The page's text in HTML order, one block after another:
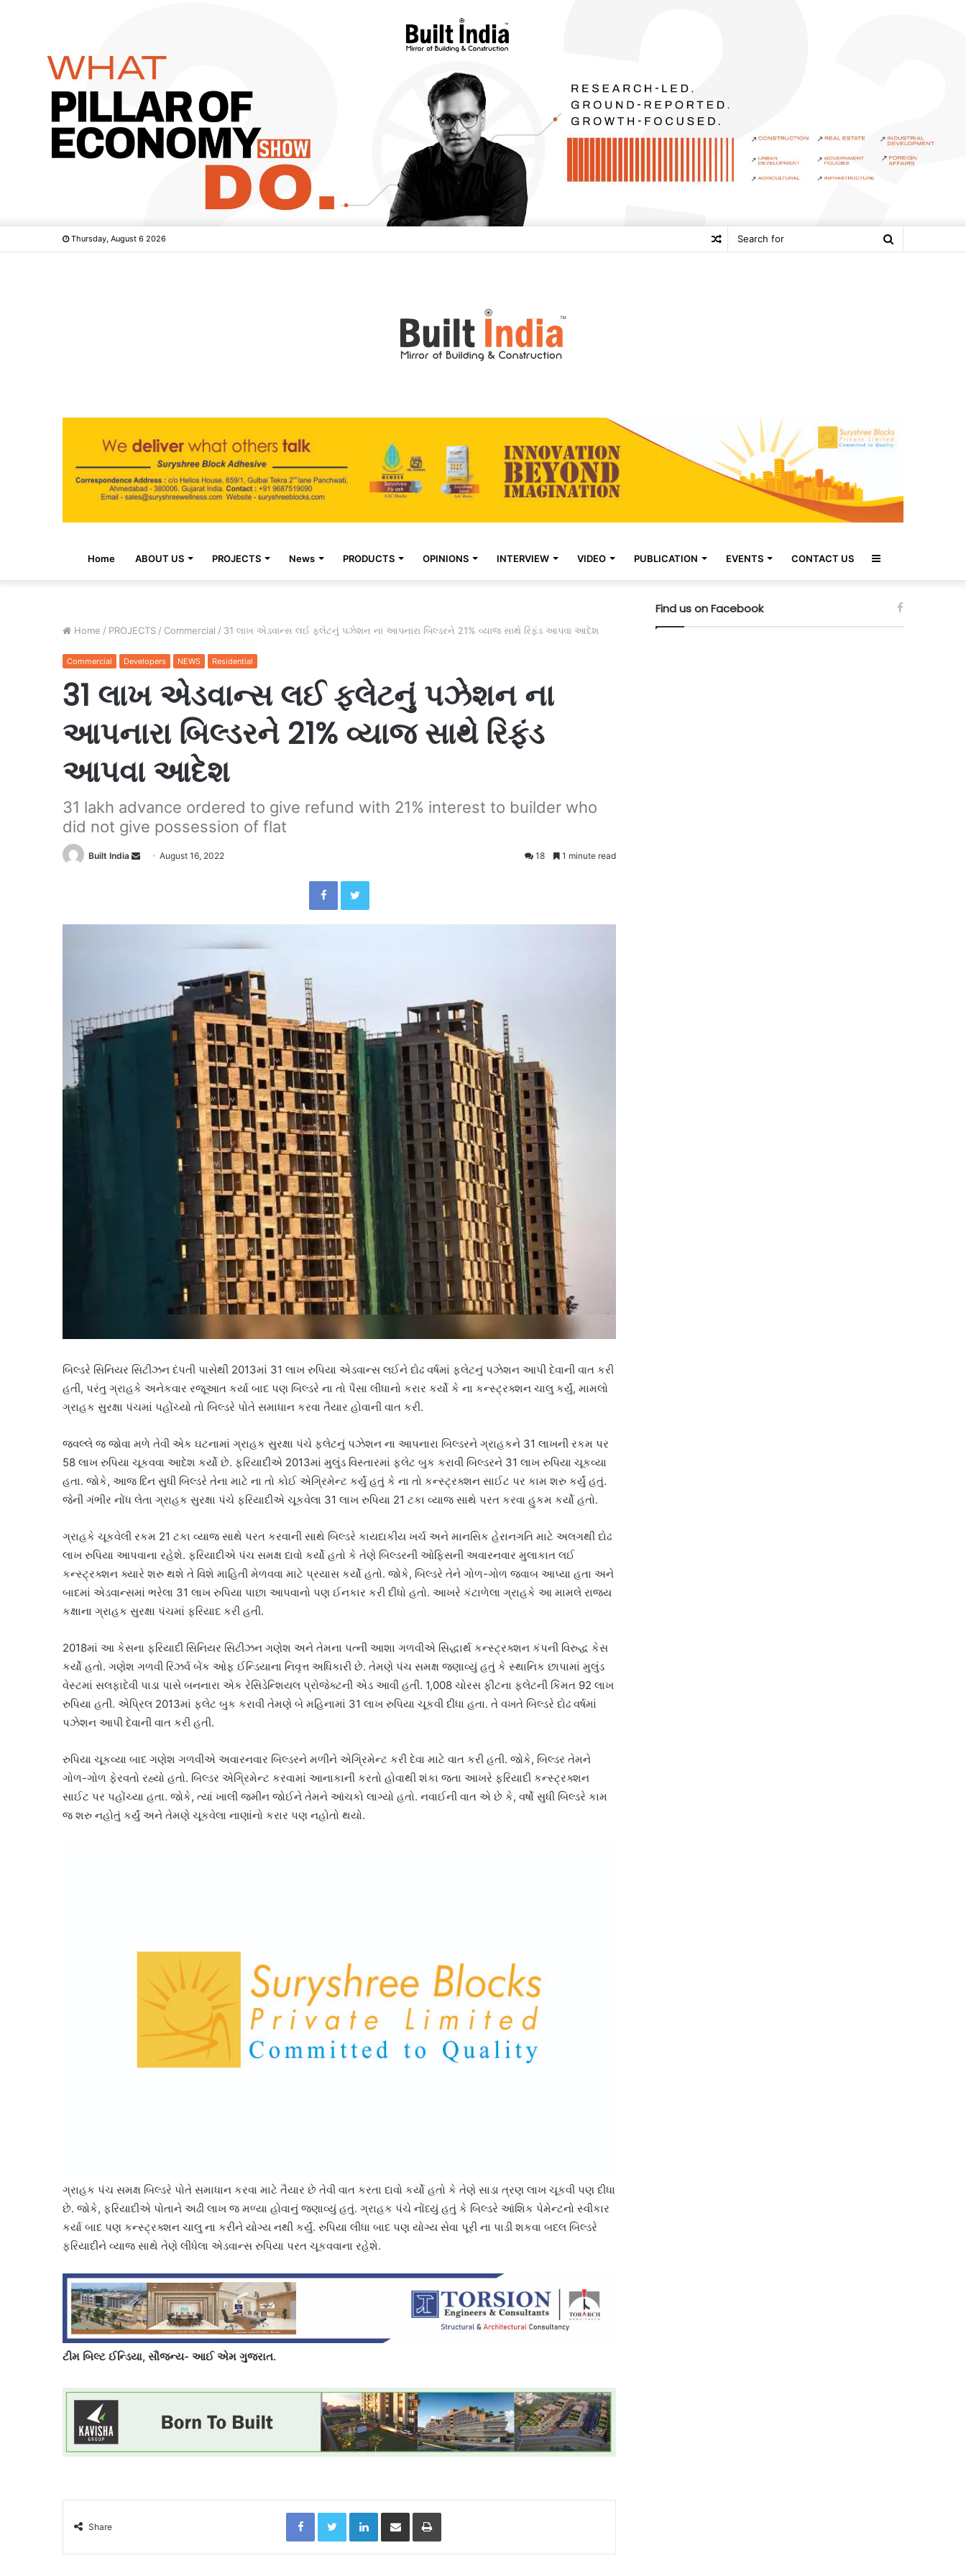
Thursday, August 6 2026 Random
Home ABOUT US PROJECTS News PRODUCTS OPINIONS INTERVIEW VIDEO PUBLICATION EVENTS CONTACT US Sidebar
Home / PROJECTS / Commercial / 31 લાખ એડવાન્સ લઈ ફ્લેટનું પઝેશન ના આપનારા બિલ્ડરને 21% વ્યાજ સાથે રિફંડ આપવા આદેશ
Commercial Developers NEWS Residential
31 લાખ એડવાન્સ લઈ ફ્લેટનું પઝેશન ના
આપનારા બિલ્ડરને 21% વ્યાજ સાથે રિફંડ
આપવા આદેશ
31 lakh advance ordered to give refund with 21% interest to builder who
did not give possession of flat
Built India
SendAugust 16, 2022 18 1 minute read
FacebookTwitter
બિલ્ડરે સિનિયર સિટીઝન દંપતી પાસેથી 2013માં 31 લાખ રુપિયા એડવાન્સ લઈને દોઢ વર્ષમાં ફ્લેટનું પઝેશન આપી દેવાની વાત કરી
હતી, પરંતુ ગ્રાહકે અનેકવાર રજૂઆત કર્યા બાદ પણ બિલ્ડરે ના તો પૈસા લીધાનો કરાર કર્યો કે ના કન્સ્ટ્રક્શન ચાલુ કર્યું, મામલો
ગ્રાહક સુરક્ષા પંચમાં પહોંચ્યો તો બિલ્ડરે પોતે સમાધાન કરવા તૈયાર હોવાની વાત કરી.
જવલ્લે જ જોવા મળે તેવી એક ઘટનામાં ગ્રાહક સુરક્ષા પંચે ફ્લેટનું પઝેશન ના આપનારા બિલ્ડરને ગ્રાહકને 31 લાખની રકમ પર
58 લાખ રુપિયા ચૂકવવા આદેશ કર્યો છે. ફરિયાદીએ 2013માં મુલુંડ વિસ્તારમાં ફ્લેટ બુક કરાવી બિલ્ડરને 31 લાખ રુપિયા ચૂકવ્યા
હતા. જોકે, આજ દિન સુધી બિલ્ડરે તેના માટે ના તો કોઈ એગ્રિમેન્ટ કર્યું હતું કે ના તો કન્સ્ટ્રક્શન સાઈટ પર કામ શરુ કર્યું હતું.
જેની ગંભીર નોંધ લેતા ગ્રાહક સુરક્ષા પંચે ફરિયાદીએ ચૂકવેલા 31 લાખ રુપિયા 21 ટકા વ્યાજ સાથે પરત કરવા હુકમ કર્યો હતો.
ગ્રાહકે ચૂકવેલી રકમ 21 ટકા વ્યાજ સાથે પરત કરવાની સાથે બિલ્ડરે કાયદાકીય ખર્ચ અને માનસિક હેરાનગતિ માટે અલગથી દોઢ
લાખ રુપિયા આપવાના રહેશે. ફરિયાદીએ પંચ સમક્ષ દાવો કર્યો હતો કે તેણે બિલ્ડરની ઓફિસની અવારનવાર મુલાકાત લઈ
કન્સ્ટ્રક્શન ક્યારે શરુ થશે તે વિશે માહિતી મેળવવા માટે પ્રયાસ કર્યો હતો. જોકે, બિલ્ડરે તેને ગોળ-ગોળ જવાબ આપ્યા હતા અને
બાદમાં એડવાન્સમાં ભરેલા 31 લાખ રુપિયા પાછા આપવાનો પણ ઈનકાર કરી દીધો હતો. આખરે કંટાળેલા ગ્રાહકે આ મામલે રાજ્ય
કક્ષાના ગ્રાહક સુરક્ષા પંચમાં ફરિયાદ કરી હતી.
2018માં આ કેસના ફરિયાદી સિનિયર સિટીઝન ગણેશ અને તેમના પત્ની આશા ગળવીએ સિદ્ધાર્થ કન્સ્ટ્રક્શન કંપની વિરુદ્ધ કેસ
કર્યો હતો. ગણેશ ગળવી રિઝર્વ બેંક ઓફ ઈન્ડિયાના નિવૃત્ત અધિકારી છે. તેમણે પંચ સમક્ષ જણાવ્યું હતું કે સ્થાનિક છાપામાં મુલુંડ
વેસ્ટમાં સલફાદેવી પાડા પાસે બનનારા એક રેસિડેન્શિયલ પ્રોજેક્ટની એડ આવી હતી. 1,008 ચોરસ ફીટના ફ્લેટની કિંમત 92 લાખ
રુપિયા હતી. એપ્રિલ 2013માં ફ્લેટ બુક કરાવી તેમણે બે મહિનામાં 31 લાખ રુપિયા ચૂકવી દીધા હતા. તે વખતે બિલ્ડરે દોઢ વર્ષમાં
પઝેશન આપી દેવાની વાત કરી હતી.
રુપિયા ચૂકવ્યા બાદ ગણેશ ગળવીએ અવારનવાર બિલ્ડરને મળીને એગ્રિમેન્ટ કરી દેવા માટે વાત કરી હતી. જોકે, બિલ્ડર તેમને
ગોળ-ગોળ ફેરવતો રહ્યો હતો. બિલ્ડર એગ્રિમેન્ટ કરવામાં આનાકાની કરતો હોવાથી શંકા જતા આખરે ફરિયાદી કન્સ્ટ્રક્શન
સાઈટ પર પહોંચ્યા હતા. જોકે, ત્યાં ખાલી જમીન જોઈને તેમને આંચકો લાગ્યો હતો. નવાઈની વાત એ છે કે, વર્ષો સુધી બિલ્ડરે કામ
જ શરુ નહોતું કર્યું અને તેમણે ચૂકવેલા નાણાંનો કરાર પણ નહોતો થયો.
ગ્રાહક પંચ સમક્ષ બિલ્ડરે પોતે સમાધાન કરવા માટે તૈયાર છે તેવી વાત કરતા દાવો કર્યો હતો કે તેણે સાડા ત્રણ લાખ ચૂકવી પણ દીધા
છે. જોકે, ફરિયાદીએ પોતાને અઢી લાખ જ મળ્યા હોવાનું જણાવ્યું હતું. ગ્રાહક પંચે નોંધ્યું હતું કે બિલ્ડરે આંશિક પેમેન્ટનો સ્વીકાર
કર્યા બાદ પણ કન્સ્ટ્રક્શન ચાલુ ના કરીને યોગ્ય નથી કર્યું. રુપિયા લીધા બાદ પણ યોગ્ય સેવા પૂરી ના પાડી શકવા બદલ બિલ્ડરે
ફરિયાદીને વ્યાજ સાથે તેણે લીધેલા એડવાન્સ રુપિયા પરત ચૂકવવાના રહેશે.
ટીમ બિલ્ટ ઈન્ડિયા, સૌજન્ય- આઈ એમ ગુજરાત.
Share
FacebookTwitterLinkedInShare via Email Print
Find us on Facebook